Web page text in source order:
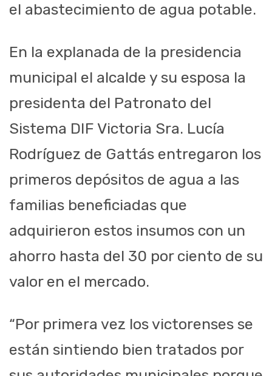
el abastecimiento de agua potable.
En la explanada de la presidencia
municipal el alcalde y su esposa la
presidenta del Patronato del
Sistema DIF Victoria Sra. Lucía
Rodríguez de Gattás entregaron los
primeros depósitos de agua a las
familias beneficiadas que
adquirieron estos insumos con un
ahorro hasta del 30 por ciento de su
valor en el mercado.
“Por primera vez los victorenses se
están sintiendo bien tratados por